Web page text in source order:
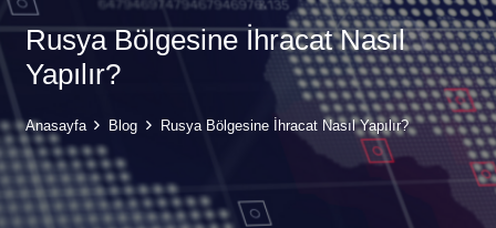
Rusya Bölgesine İhracat Nasıl
Yapılır?
Anasayfa Blog Rusya Bölgesine İhracat Nasıl Yapılır?